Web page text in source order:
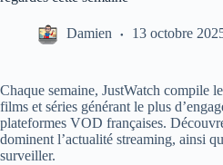
Damien 13 octobre
Chaque semaine, JustWatch compile
films et séries générant le plus
plateformes VOD françaises.
dominent l’actualité streaming, ainsi
surveiller.